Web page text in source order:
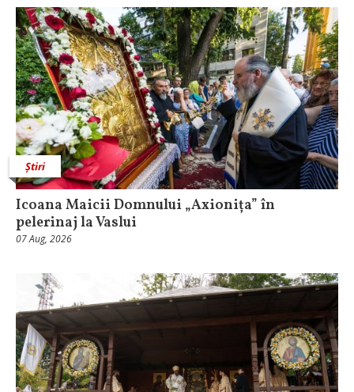
Știri
Icoana Maicii Domnului „Axionița” în
pelerinaj la Vaslui
07 Aug, 2026